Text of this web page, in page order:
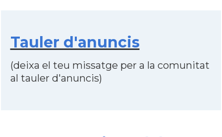
Tauler d'anuncis
(deixa el teu missatge per a la comunitat
al tauler d'anuncis)